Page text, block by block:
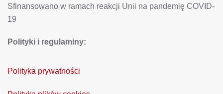
Sfinansowano w ramach reakcji Unii na pandemię COVID-
19
Polityki i regulaminy:
Polityka prywatności